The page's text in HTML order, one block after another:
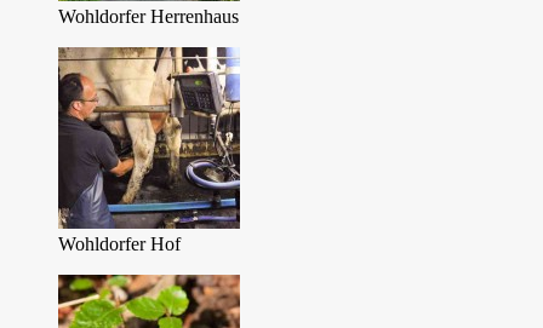
Wohldorfer Herrenhaus
Wohldorfer Hof